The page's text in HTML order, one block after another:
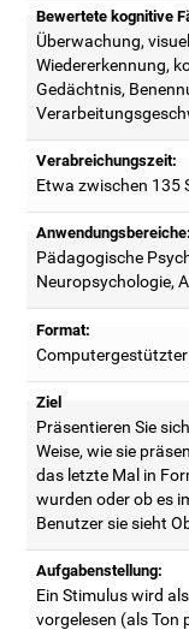
Bewertete kognitive
Überwachung,
Wiedererkennung,
Gedächtnis,
Verabreichungszeit:
Etwa zwischen 135
Anwendungsbereiche:
Pädagogische
Neuropsychologie,
Format:
Computergestützter
Ziel
Präsentieren Sie
Weise, wie sie
das letzte Mal in
wurden oder ob es
Benutzer sie sieht
Aufgabenstellung:
Ein Stimulus wird
vorgelesen (als Ton